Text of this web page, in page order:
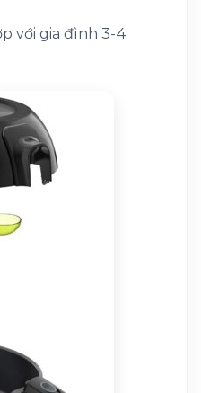
với gia đình 3-4